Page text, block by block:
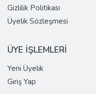
Gizlilik Politikası
Üyelik Sözleşmesi
ÜYE İŞLEMLERİ
Yeni Üyelik
Giriş Yap